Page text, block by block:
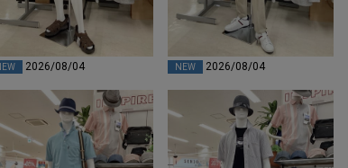
2026/08/04 NEW 2026/08/04